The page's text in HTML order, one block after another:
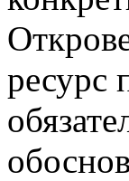
ресурс